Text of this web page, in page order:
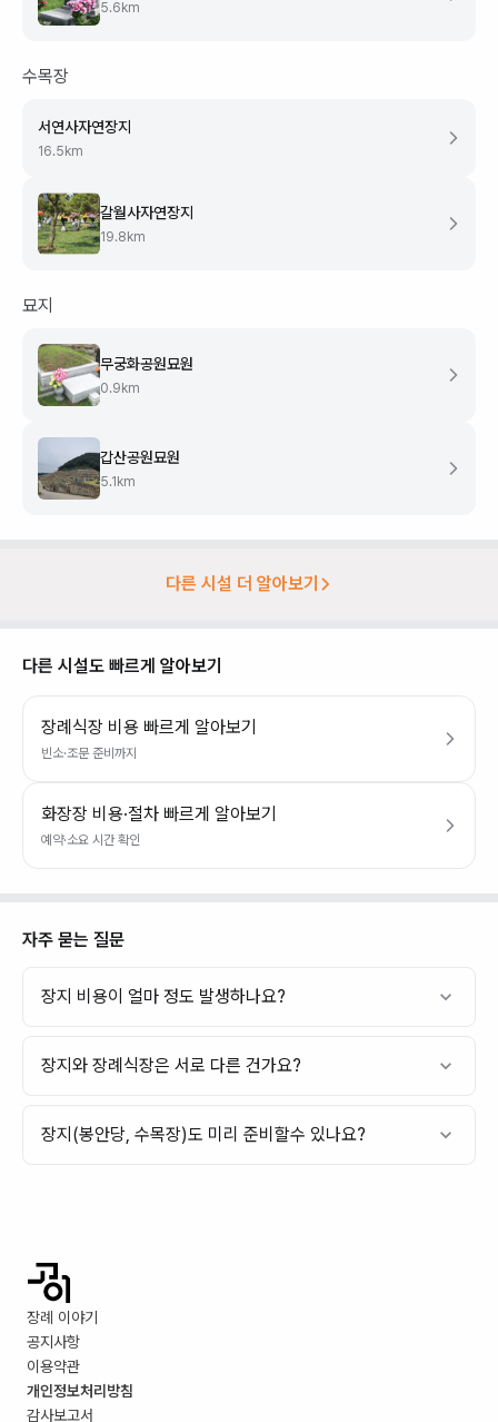
5.6 km
수목장
서연사자연장지
16.5 km
갈월사자연장지
19.8 km
묘지
무궁화공원묘원
0.9 km
갑산공원묘원
5.1 km
다른 시설 더 알아보기
다른 시설도 빠르게 알아보기
장례식장 비용 빠르게 알아보기
빈소·조문 준비까지
화장장 비용·절차 빠르게 알아보기
예약·소요 시간 확인
자주 묻는 질문
장지 비용이 얼마 정도 발생하나요?
장지와 장례식장은 서로 다른 건가요?
장지(봉안당, 수목장)도 미리 준비할수 있나요?
장례 이야기
공지사항
이용약관
개인정보처리방침
감사보고서